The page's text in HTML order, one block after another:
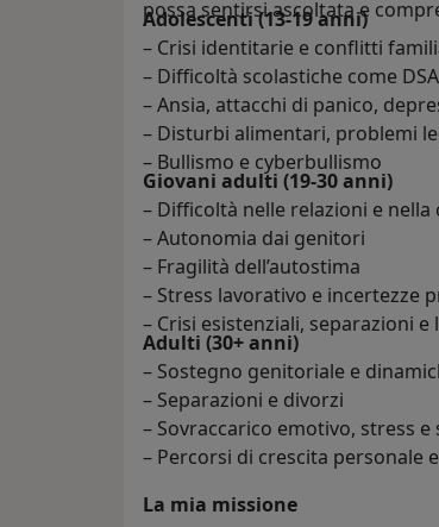
possa sentirsi ascoltata e
Adolescenti (13-19 anni)
– Crisi identitarie e conflitti
– Difficoltà scolastiche come
– Ansia, attacchi di panico,
– Disturbi alimentari, problemi
– Bullismo e cyberbullismo
Giovani adulti (19-30 anni)
– Difficoltà nelle relazioni e nella
– Autonomia dai genitori
– Fragilità dell’autostima
– Stress lavorativo e incertezze
– Crisi esistenziali, separazioni e
Adulti (30+ anni)
– Sostegno genitoriale e
– Separazioni e divorzi
– Sovraccarico emotivo, stress
– Percorsi di crescita personale
La mia missione